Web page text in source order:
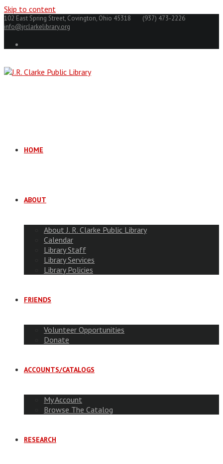
Skip to content
102 East Spring Street, Covington, Ohio 45318
(937) 473-2226
info@jrclarkelibrary.org
HOME
ABOUT
About J. R. Clarke Public Library
Calendar
Library Staff
Library Services
Library Policies
FRIENDS
Volunteer Opportunities
Donate
ACCOUNTS/CATALOGS
My Account
Browse The Catalog
RESEARCH